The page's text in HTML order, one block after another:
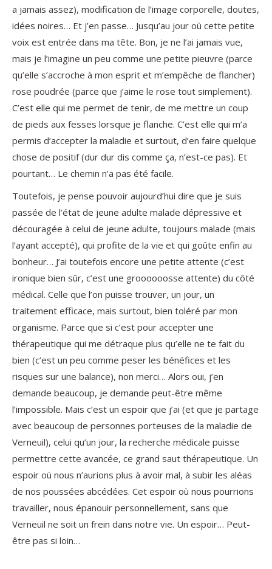
a jamais assez), modification de l’image corporelle, doutes,
idées noires… Et j’en passe… Jusqu’au jour où cette petite
voix est entrée dans ma tête. Bon, je ne l’ai jamais vue,
mais je l’imagine un peu comme une petite pieuvre (parce
qu’elle s’accroche à mon esprit et m’empêche de flancher)
rose poudrée (parce que j’aime le rose tout simplement).
C’est elle qui me permet de tenir, de me mettre un coup
de pieds aux fesses lorsque je flanche. C’est elle qui m’a
permis d’accepter la maladie et surtout, d’en faire quelque
chose de positif (dur dur dis comme ça, n’est-ce pas). Et
pourtant… Le chemin n’a pas été facile.
Toutefois, je pense pouvoir aujourd’hui dire que je suis
passée de l’état de jeune adulte malade dépressive et
découragée à celui de jeune adulte, toujours malade (mais
l’ayant accepté), qui profite de la vie et qui goûte enfin au
bonheur… J’ai toutefois encore une petite attente (c’est
ironique bien sûr, c’est une groooooosse attente) du côté
médical. Celle que l’on puisse trouver, un jour, un
traitement efficace, mais surtout, bien toléré par mon
organisme. Parce que si c’est pour accepter une
thérapeutique qui me détraque plus qu’elle ne te fait du
bien (c’est un peu comme peser les bénéfices et les
risques sur une balance), non merci… Alors oui, j’en
demande beaucoup, je demande peut-être même
l’impossible. Mais c’est un espoir que j’ai (et que je partage
avec beaucoup de personnes porteuses de la maladie de
Verneuil), celui qu’un jour, la recherche médicale puisse
permettre cette avancée, ce grand saut thérapeutique. Un
espoir où nous n’aurions plus à avoir mal, à subir les aléas
de nos poussées abcédées. Cet espoir où nous pourrions
travailler, nous épanouir personnellement, sans que
Verneuil ne soit un frein dans notre vie. Un espoir… Peut-
être pas si loin…